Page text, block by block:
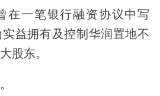
在一笔银行融资协议中写
益拥有及控制华润置地不
股东。